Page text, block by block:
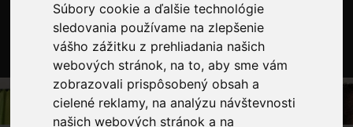
Súbory cookie a ďalšie technológie
sledovania používame na zlepšenie
vášho zážitku z prehliadania našich
webových stránok, na to, aby sme vám
zobrazovali prispôsobený obsah a
cielené reklamy, na analýzu návštevnosti
našich webových stránok a na
0